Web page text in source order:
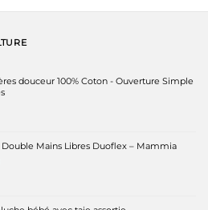
a
être
du
douceur 100% Coton - Ouverture Simple
Dhs. Mains Libres Duoflex – Mammia
979 Dhs.